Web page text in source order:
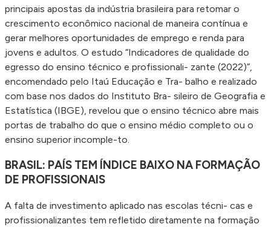
principais apostas da indústria brasileira para retomar o
crescimento econômico nacional de maneira contínua e
gerar melhores oportunidades de emprego e renda para
jovens e adultos. O estudo “Indicadores de qualidade do
egresso do ensino técnico e profissionali- zante (2022)”,
encomendado pelo Itaú Educação e Tra- balho e realizado
com base nos dados do Instituto Bra- sileiro de Geografia e
Estatística (IBGE), revelou que o ensino técnico abre mais
portas de trabalho do que o ensino médio completo ou o
ensino superior incomple-to.
BRASIL: PAÍS TEM ÍNDICE BAIXO NA FORMAÇÃO
DE PROFISSIONAIS
A falta de investimento aplicado nas escolas técni- cas e
profissionalizantes tem refletido diretamente na formação